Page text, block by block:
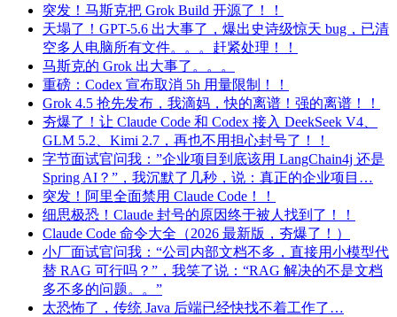
突发！马斯克把 Grok Build 开源了！！
天塌了！GPT-5.6 出大事了，爆出史诗级惊天 bug，已清
空多人电脑所有文件。。。赶紧处理！！
马斯克的 Grok 出大事了。。。
重磅：Codex 宣布取消 5h 用量限制！！
Grok 4.5 抢先发布，我滴妈，快的离谱！强的离谱！！
夯爆了！让 Claude Code 和 Codex 接入 DeekSeek V4、
GLM 5.2、Kimi 2.7，再也不用担心封号了！！
字节面试官问我：”企业项目到底该用 LangChain4j 还是
Spring AI？”，我沉默了几秒，说：真正的企业项目…
突发！阿里全面禁用 Claude Code！！
细思极恐！Claude 封号的原因终于被人找到了！！
Claude Code 命令大全（2026 最新版，夯爆了！）
小厂面试官问我：“公司内部文档不多，直接用小模型代
替 RAG 可行吗？”，我笑了说：“RAG 解决的不是文档
多不多的问题。。”
太恐怖了，传统 Java 后端已经快找不着工作了…